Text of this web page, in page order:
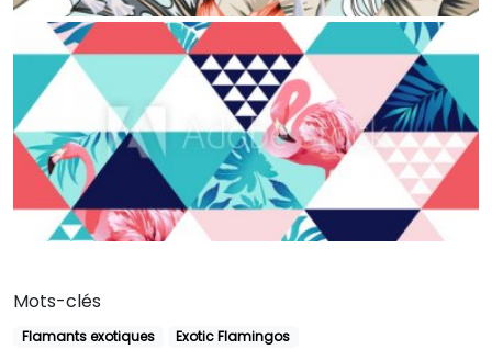
Mots-clés
Flamants exotiques Exotic Flamingos